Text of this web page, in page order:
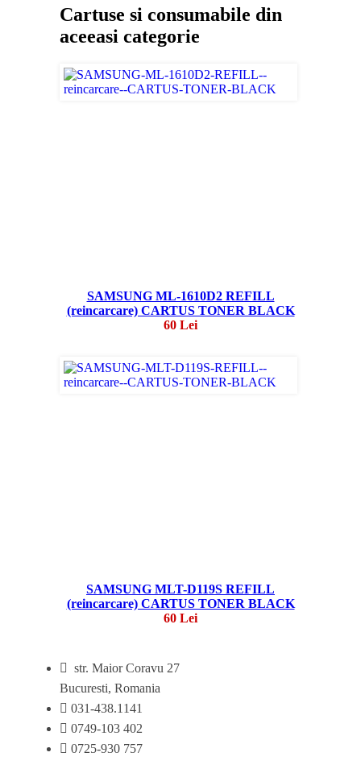
Cartuse si consumabile din
aceeasi categorie
SAMSUNG ML-1610D2 REFILL
(reincarcare) CARTUS TONER BLACK
60 Lei
SAMSUNG MLT-D119S REFILL
(reincarcare) CARTUS TONER BLACK
60 Lei
str. Maior Coravu 27
Bucuresti, Romania
031-438.1141
0749-103 402
0725-930 757